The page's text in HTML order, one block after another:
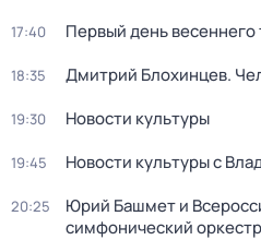
17:40 Первый день весеннего
18:35 Дмитрий Блохинцев.
19:30 Новости культуры
19:45 Новости культуры с
20:25
Юрий Башмет и
симфонический оркестр